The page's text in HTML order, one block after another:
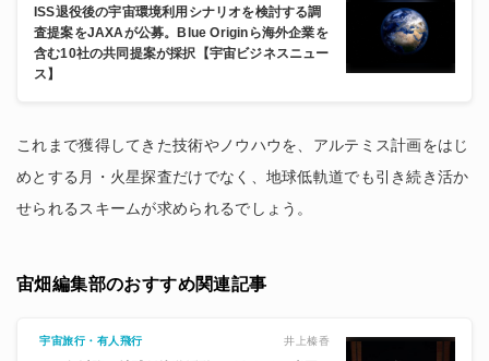
ISS退役後の宇宙環境利用シナリオを検討する調
査提案をJAXAが公募。Blue Originら海外企業を
含む10社の共同提案が採択【宇宙ビジネスニュー
ス】
これまで獲得してきた技術やノウハウを、アルテミス計画をはじ
めとする月・火星探査だけでなく、地球低軌道でも引き続き活か
せられるスキームが求められるでしょう。
宙畑編集部のおすすめ関連記事
宇宙旅行・有人飛行 井上榛香